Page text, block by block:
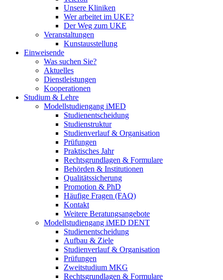
Unsere Kliniken
Wer arbeitet im UKE?
Der Weg zum UKE
Veranstaltungen
Kunstausstellung
Einweisende
Was suchen Sie?
Aktuelles
Dienstleistungen
Kooperationen
Studium & Lehre
Modellstudiengang iMED
Studienentscheidung
Studienstruktur
Studienverlauf & Organisation
Prüfungen
Praktisches Jahr
Rechtsgrundlagen & Formulare
Behörden & Institutionen
Qualitätssicherung
Promotion & PhD
Häufige Fragen (FAQ)
Kontakt
Weitere Beratungsangebote
Modellstudiengang iMED DENT
Studienentscheidung
Aufbau & Ziele
Studienverlauf & Organisation
Prüfungen
Zweitstudium MKG
Rechtsgrundlagen & Formulare